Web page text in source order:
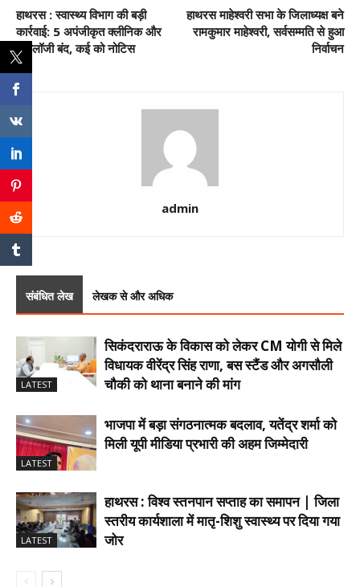
हाथरस : स्वास्थ्य विभाग की बड़ी
कार्रवाई: 5 अपंजीकृत क्लीनिक और
पैथोलॉजी बंद, कई को नोटिस
हाथरस माहेश्वरी सभा के जिलाध्यक्ष बने
रामकुमार माहेश्वरी, सर्वसम्मति से हुआ
निर्वाचन
admin
संबंधित लेख लेखक से और अधिक
LATEST
सिकंदराराऊ के विकास को लेकर CM योगी से मिले
विधायक वीरेंद्र सिंह राणा, बस स्टैंड और अगसौली
चौकी को थाना बनाने की मांग
LATEST
भाजपा में बड़ा संगठनात्मक बदलाव, यतेंद्र शर्मा को
मिली यूपी मीडिया प्रभारी की अहम जिम्मेदारी
LATEST
हाथरस : विश्व स्तनपान सप्ताह का समापन | जिला
स्तरीय कार्यशाला में मातृ-शिशु स्वास्थ्य पर दिया गया
जोर